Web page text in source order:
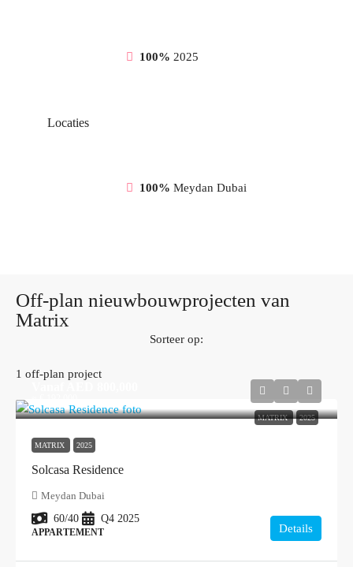
100% 2025
Locaties
100% Meydan Dubai
Off-plan nieuwbouwprojecten van
Matrix
1 off-plan project
Sorteer op:
MATRIX 2025
MATRIX 2025
Solcasa Residence
Meydan Dubai
60/40
Q4 2025
APPARTEMENT Details